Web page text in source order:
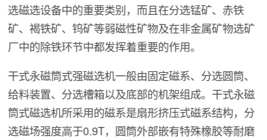
选磁选设备中的重要类别，而且在分选锰矿、赤铁
矿、褐铁矿、钨矿等弱磁性矿物及在非金属矿物选矿
厂中的除铁环节中都发挥着重要的作用。
干式永磁筒式强磁选机一般由固定磁系、分选圆筒、
给料装置、分选槽箱以及底部的机架组成。干式永磁
筒式磁选机所采用的磁系是扇形挤压式磁系结构，分
选磁场强度高于0.9T，圆筒外部嵌有特殊橡胶等耐磨